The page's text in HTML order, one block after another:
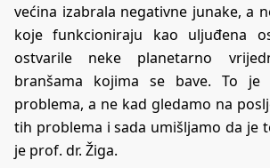
većina izabrala negativne junake, a
koje funkcioniraju kao uljuđena
ostvarile neke planetarno
branšama kojima se bave. To je
problema, a ne kad gledamo na
tih problema i sada umišljamo da je
je prof. dr. Žiga.